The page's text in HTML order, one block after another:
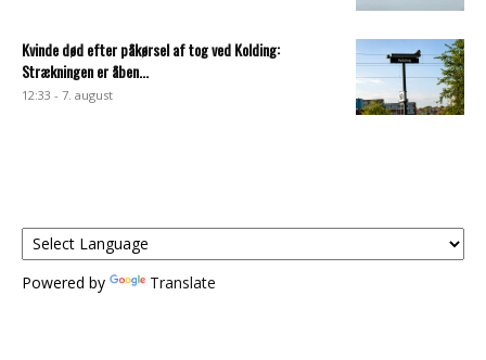
Kvinde død efter påkørsel af tog ved Kolding:
Strækningen er åben...
12:33 - 7. august
Powered by Translate